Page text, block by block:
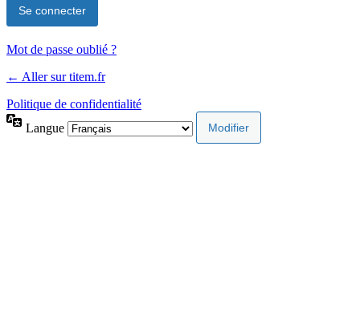
Mot de passe oublié ?
← Aller sur titem.fr
Politique de confidentialité
Langue